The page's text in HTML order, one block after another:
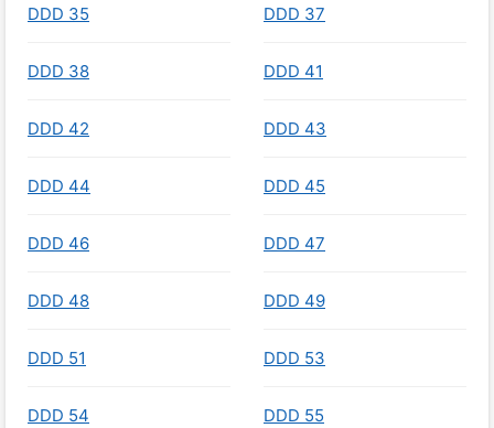
DDD 35 DDD 37
DDD 38 DDD 41
DDD 42 DDD 43
DDD 44 DDD 45
DDD 46 DDD 47
DDD 48 DDD 49
DDD 51 DDD 53
DDD 54 DDD 55